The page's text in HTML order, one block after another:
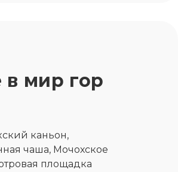
в мир гор
каньон,
чаша, Мочохское
площадка